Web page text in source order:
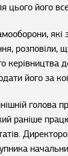
цього його
які
розповіли,
керівництва
його за
голова
раніше